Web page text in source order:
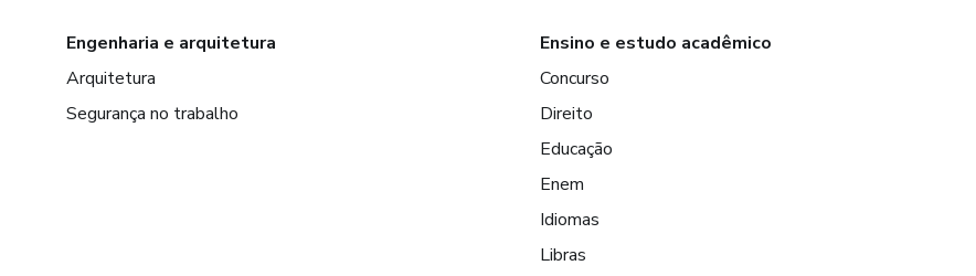
Engenharia e arquitetura
Arquitetura
Segurança no trabalho
Ensino e estudo acadêmico
Concurso
Direito
Educação
Enem
Idiomas
Libras